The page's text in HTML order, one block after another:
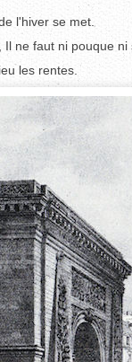
l'hiver se met.
ne faut ni pouque ni
les rentes.